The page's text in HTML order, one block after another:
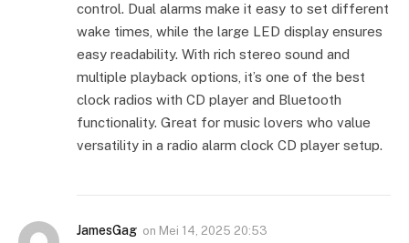
control. Dual alarms make it easy to set different
wake times, while the large LED display ensures
easy readability. With rich stereo sound and
multiple playback options, it’s one of the best
clock radios with CD player and Bluetooth
functionality. Great for music lovers who value
versatility in a radio alarm clock CD player setup.
JamesGag on Mei 14, 2025 20:53